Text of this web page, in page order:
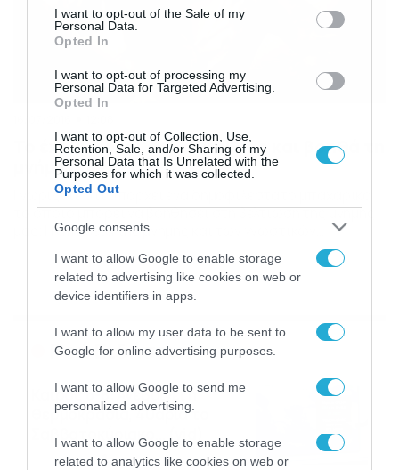
consent section.
I want to opt-out of the Sale of my
Personal Data.
Opted In
I want to opt-out of processing my
Personal Data for Targeted Advertising.
Opted In
I want to opt-out of Collection, Use,
Retention, Sale, and/or Sharing of my
Personal Data that Is Unrelated with the
Purposes for which it was collected.
Opted Out
Google consents
I want to allow Google to enable storage
related to advertising like cookies on web or
device identifiers in apps.
I want to allow my user data to be sent to
Google for online advertising purposes.
I want to allow Google to send me
personalized advertising.
I want to allow Google to enable storage
related to analytics like cookies on web or
Το έχουμε όλοι στο σπίτι μας και βοηθά τη
μνήμη μας…
Γνωρίζετε ότι υπάρχει ένα δημοφιλέστατο μπαχαρικό
το οποίο μπορεί να βοηθήσει στη βελτίωση της μνήμης
μας; Η απώλεια της μνήμης και των γνωστικών
λειτουργιών πλήττει κυρίως αυτούς που δεν εξασκούν
τη μνήμη τους. Η προσπάθεια αυτή πρέπει να είναι
συνεχής και δεν αρκεί κάποιος να λύνει ένα σταυρόλεξο
μία στο τόσο. Νέα επιστημονική έρευνα διαπίστωσε […]
Ροή Ειδήσεων
Καιρός 6-8: Ανεβαίνει η
θερμοκρασία, 40άρια το
Σαββατοκύριακο… (vid)
06/08/2026 22:00